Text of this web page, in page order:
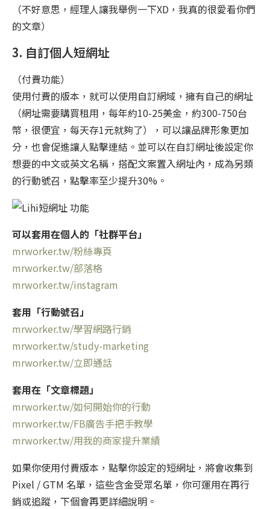
（不好意思，經理人讓我舉例一下XD，我真的很愛看你們
的文章）
3. 自訂個人短網址
（付費功能）
使用付費的版本，就可以使用自訂網域，擁有自己的網址
（網址需要購買租用，每年約10-25美金，約300-750台
幣，很便宜，每天存1元就夠了），可以讓品牌形象更加
分，也會促進讓人點擊連結。並可以在自訂網址後設定你
想要的中文或英文名稱，搭配文案置入網址內，成為另類
的行動號召，點擊率至少提升30%。
可以套用在個人的「社群平台」
mrworker.tw/粉絲專頁
mrworker.tw/部落格
mrworker.tw/instagram
套用 「行動號召」
mrworker.tw/學習網路行銷
mrworker.tw/study-marketing
mrworker.tw/立即通話
套用在 「文章標題」
mrworker.tw/如何開始你的行動
mrworker.tw/FB廣告手把手教學
mrworker.tw/用我的商家提升業績
如果你使用付費版本，點擊你設定的短網址，將會收集到
Pixel / GTM 名單，這些含金受眾名單，你可運用在再行
銷或追蹤，下個會再更詳細說明。